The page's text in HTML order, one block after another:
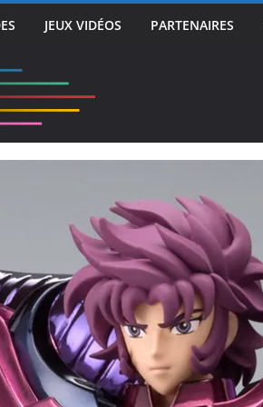
JEUX VIDÉOS PARTENAIRES